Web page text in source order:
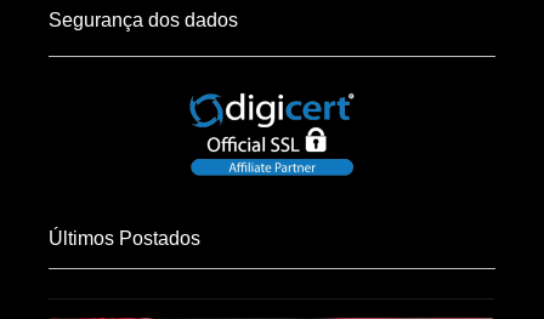
Segurança dos dados
Últimos Postados